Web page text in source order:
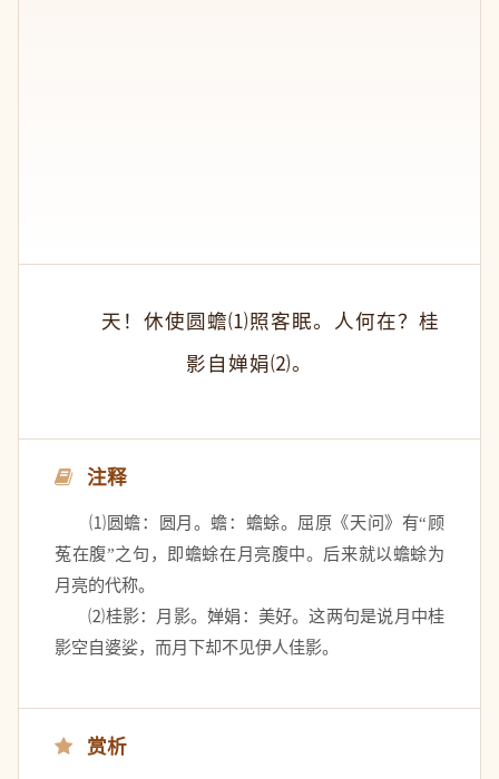
天！休使圆蟾⑴照客眠。人何在？桂
影自婵娟⑵。
注释
⑴圆蟾：圆月。蟾：蟾蜍。屈原《天问》有“顾
菟在腹”之句，即蟾蜍在月亮腹中。后来就以蟾蜍为
月亮的代称。
⑵桂影：月影。婵娟：美好。这两句是说月中桂
影空自婆娑，而月下却不见伊人佳影。
赏析